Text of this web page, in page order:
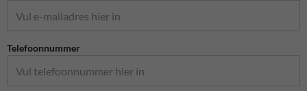
Telefoonnummer